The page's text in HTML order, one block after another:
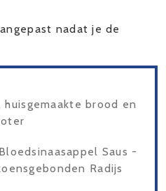
nadat je de
brood en
Saus -
Radijs